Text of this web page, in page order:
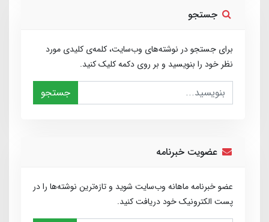
جستجو
برای جستجو در نوشته‌های وب‌سایت، کلمه‌ی کلیدی مورد
نظر خود را بنویسید و بر روی دکمه کلیک کنید.
جستجو
عضویت خبرنامه
عضو خبرنامه ماهانه وب‌سایت شوید و تازه‌ترین نوشته‌ها را در
پست الکترونیک خود دریافت کنید.